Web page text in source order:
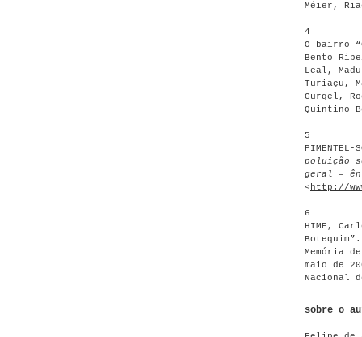
Méier,
4
O bairro
Bento
Leal,
Turiaçu,
Gurgel,
Quintino
5
poluição
geral –
< http://
6
HIME,
Memória
maio de
Nacional
sobre o